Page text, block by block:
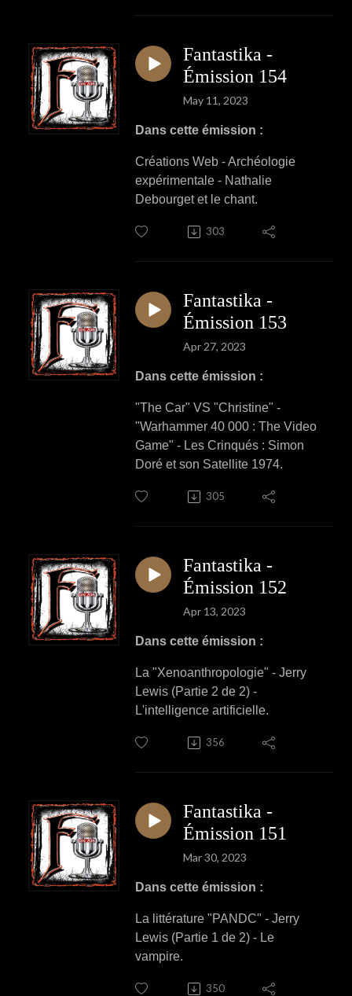
Fantastika -
Émission 154
May 11, 2023
Dans cette émission :
Créations Web - Archéologie
expérimentale - Nathalie
Debourget et le chant.
303
Fantastika -
Émission 153
Apr 27, 2023
Dans cette émission :
"The Car" VS "Christine" -
"Warhammer 40 000 : The Video
Game" - Les Crinqués : Simon
Doré et son Satellite 1974.
305
Fantastika -
Émission 152
Apr 13, 2023
Dans cette émission :
La "Xenoanthropologie" - Jerry
Lewis (Partie 2 de 2) -
L'intelligence artificielle.
356
Fantastika -
Émission 151
Mar 30, 2023
Dans cette émission :
La littérature "PANDC" - Jerry
Lewis (Partie 1 de 2) - Le
vampire.
350